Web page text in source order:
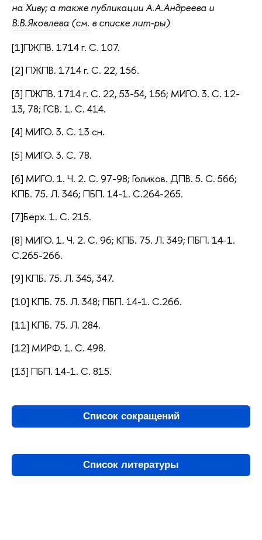
на Хиву; а также публикации А.А.Андреева и
В.В.Яковлева (см. в списке лит-ры)
[1]ПЖПВ. 1714 г. С. 107.
[2] ПЖПВ. 1714 г. С. 22, 156.
[3] ПЖПВ. 1714 г. С. 22, 53-54, 156; МИГО. 3. С. 12-
13, 78; ГСВ. 1. С. 414.
[4] МИГО. 3. С. 13 сн.
[5] МИГО. 3. С. 78.
[6] МИГО. 1. Ч. 2. С. 97-98; Голиков. ДПВ. 5. С. 566;
КПБ. 75. Л. 346; ПБП. 14-1. С.264-265.
[7]Берх. 1. С. 215.
[8] МИГО. 1. Ч. 2. С. 96; КПБ. 75. Л. 349; ПБП. 14-1.
С.265-266.
[9] КПБ. 75. Л. 345, 347.
[10] КПБ. 75. Л. 348; ПБП. 14-1. С.266.
[11] КПБ. 75. Л. 284.
[12] МИРФ. 1. С. 498.
[13] ПБП. 14-1. С. 815.
Список сокращений
Список литературы